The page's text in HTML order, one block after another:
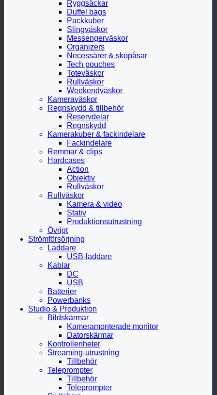
Ryggsäckar
Duffel bags
Packkuber
Slingväskor
Messengerväskor
Organizers
Necessärer & skopåsar
Tech pouches
Toteväskor
Rullväskor
Weekendväskor
Kameraväskor
Regnskydd & tillbehör
Reservdelar
Regnskydd
Kamerakuber & fackindelare
Fackindelare
Remmar & clips
Hardcases
Action
Objektiv
Rullväskor
Rullväskor
Kamera & video
Stativ
Produktionsutrustning
Övrigt
Strömförsörjning
Laddare
USB-laddare
Kablar
DC
USB
Batterier
Powerbanks
Studio & Produktion
Bildskärmar
Kameramonterade monitor
Datorskärmar
Kontrollenheter
Streaming-utrustning
Tillbehör
Teleprompter
Tillbehör
Teleprompter